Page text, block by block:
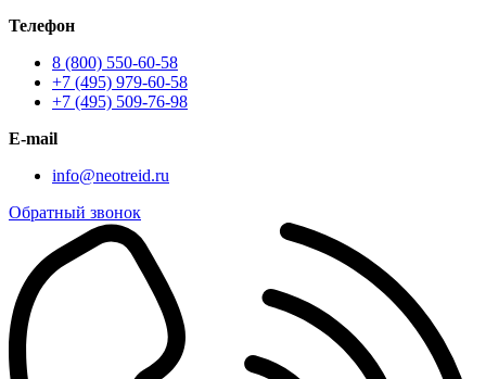
Телефон
8 (800) 550-60-58
+7 (495) 979-60-58
+7 (495) 509-76-98
E-mail
info@neotreid.ru
Обратный звонок